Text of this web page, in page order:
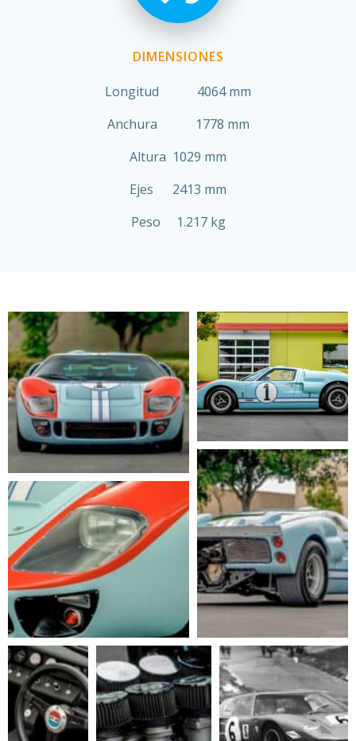
DIMENSIONES
Longitud 4064 mm
Anchura 1778 mm
Altura 1029 mm
Ejes 2413 mm
Peso 1.217 kg